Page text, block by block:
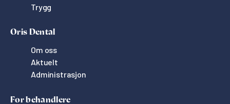
Trygg
Oris Dental
Om oss
Aktuelt
Administrasjon
For behandlere